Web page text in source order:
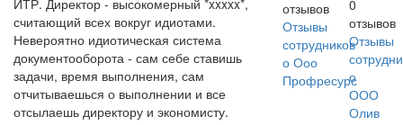
ИТР. Директор - высокомерный *xxxxx*,
считающий всех вокруг идиотами.
Невероятно идиотическая система
документооборота - сам себе ставишь
задачи, время выполнения, сам
отчитываешься о выполнении и все
отсылаешь директору и экономисту.
отзывов
Отзывы
сотрудников
о Ооо
Профресурс
0
отзывов
Отзывы
о
ООО
Олив